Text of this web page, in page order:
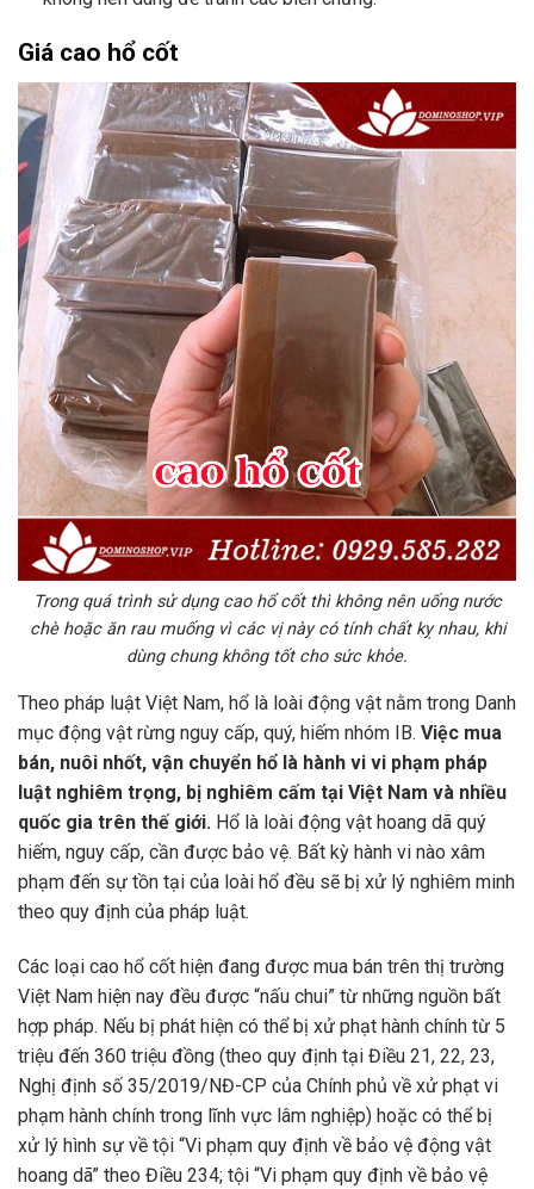
Giá cao hổ cốt
Trong quá trình sử dụng cao hổ cốt thì không nên uống nước
chè hoặc ăn rau muống vì các vị này có tính chất kỵ nhau, khi
dùng chung không tốt cho sức khỏe.
Theo pháp luật Việt Nam, hổ là loài động vật nằm trong Danh
mục động vật rừng nguy cấp, quý, hiếm nhóm IB. Việc mua
bán, nuôi nhốt, vận chuyển hổ là hành vi vi phạm pháp
luật nghiêm trọng, bị nghiêm cấm tại Việt Nam và nhiều
quốc gia trên thế giới. Hổ là loài động vật hoang dã quý
hiếm, nguy cấp, cần được bảo vệ. Bất kỳ hành vi nào xâm
phạm đến sự tồn tại của loài hổ đều sẽ bị xử lý nghiêm minh
theo quy định của pháp luật.
Các loại cao hổ cốt hiện đang được mua bán trên thị trường
Việt Nam hiện nay đều được “nấu chui” từ những nguồn bất
hợp pháp. Nếu bị phát hiện có thể bị xử phạt hành chính từ 5
triệu đến 360 triệu đồng (theo quy định tại Điều 21, 22, 23,
Nghị định số 35/2019/NĐ-CP của Chính phủ về xử phạt vi
phạm hành chính trong lĩnh vực lâm nghiệp) hoặc có thể bị
xử lý hình sự về tội “Vi phạm quy định về bảo vệ động vật
hoang dã” theo Điều 234; tội “Vi phạm quy định về bảo vệ